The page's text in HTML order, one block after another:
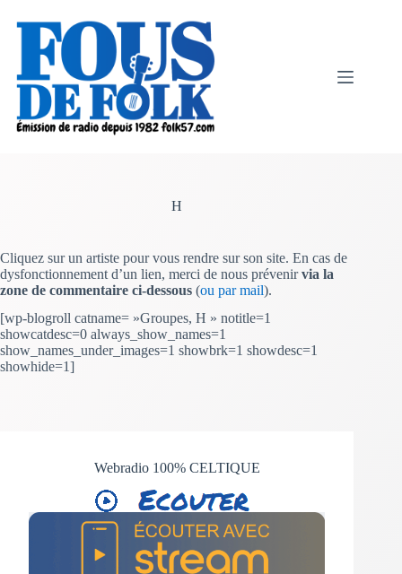
H
Cliquez sur un artiste pour vous rendre sur son site. En cas de
dysfonctionnement d’un lien, merci de nous prévenirvia la
zone de commentaire ci-dessous (ou par mail).
[wp-blogroll catname= »Groupes, H » notitle=1
showcatdesc=0 always_show_names=1
show_names_under_images=1 showbrk=1 showdesc=1
showhide=1]
Webradio 100% CELTIQUE